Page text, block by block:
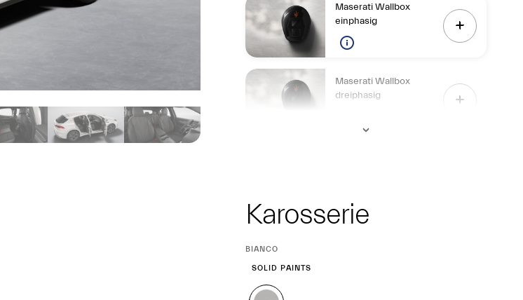
Maserati Wallbox
einphasig
Maserati Wallbox
dreiphasig
Exterieur
Karosserie
CURRENT
BIANCO
SOLID PAINTS